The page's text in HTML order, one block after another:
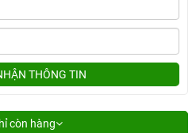
THÔNG TIN
còn hàng